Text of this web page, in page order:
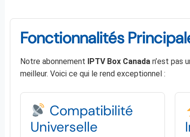
Fonctionnalités
Notre abonnement IPTV Box Canada n’est pas
meilleur. Voici ce qui le rend exceptionnel :
Compatibilité
Universelle